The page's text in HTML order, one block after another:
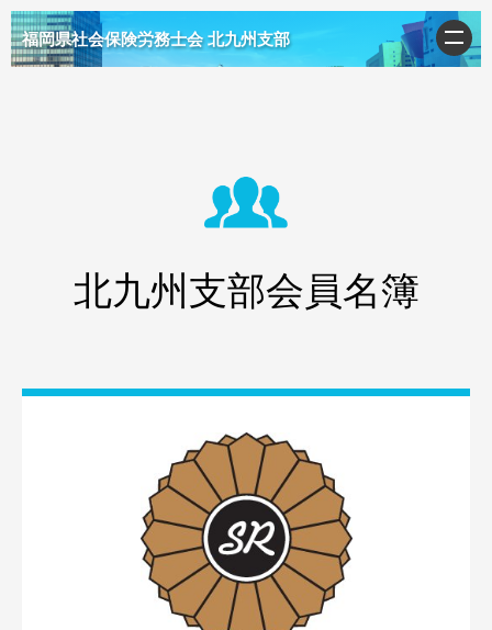
福岡県社会保険労務士会 北九州支部
北九州支部会員名簿